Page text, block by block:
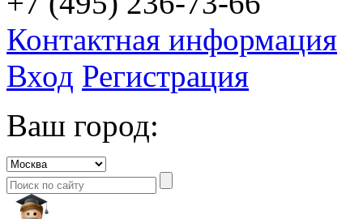
Контактная информация
Вход Регистрация
Ваш город: